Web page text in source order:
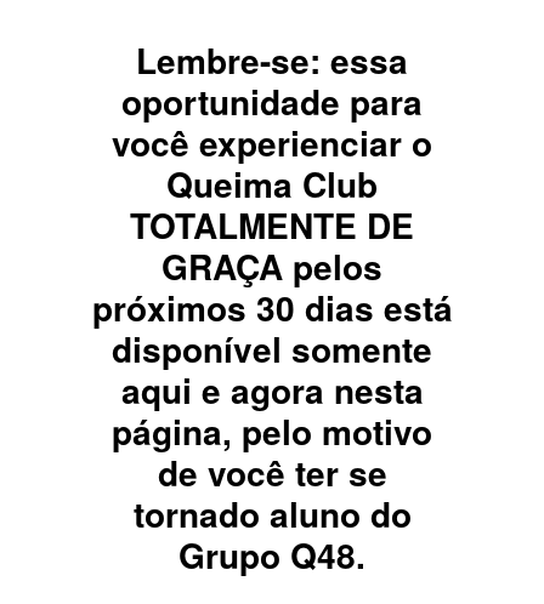
Lembre-se: essa
oportunidade para
você experienciar o
Queima Club
TOTALMENTE DE
GRAÇA pelos
próximos 30 dias está
disponível somente
aqui e agora nesta
página, pelo motivo
de você ter se
tornado aluno do
Grupo Q48.